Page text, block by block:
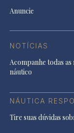
Anuncie
NOTÍCIAS
Acompanhe todas
náutico
NÁUTICA
Tire suas dúvidas